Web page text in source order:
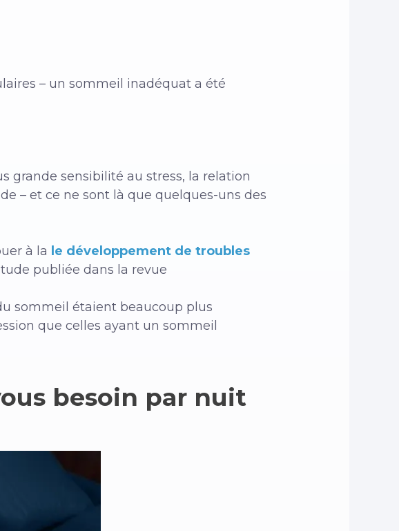
– un sommeil inadéquat a été
grande sensibilité au stress, la relation
– et ce ne sont là que quelques-uns des
à la le développement de troubles
publiée dans la revue
sommeil étaient beaucoup plus
que celles ayant un sommeil
besoin par nuit